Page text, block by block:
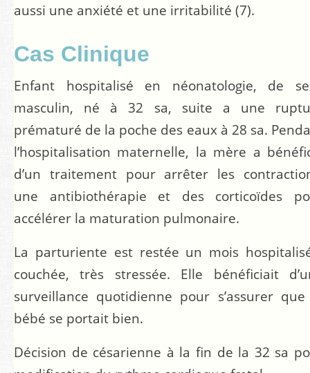
aussi une anxiété et une irritabilité (7).
Cas Clinique
Enfant hospitalisé en néonatologie, de
masculin, né à 32 sa, suite a une
prématuré de la poche des eaux à 28 sa.
l’hospitalisation maternelle, la mère a
d’un traitement pour arrêter les
une antibiothérapie et des corticoïdes
accélérer la maturation pulmonaire.
La parturiente est restée un mois
couchée, très stressée. Elle bénéficiait
surveillance quotidienne pour s’assurer
bébé se portait bien.
Décision de césarienne à la fin de la 32 sa